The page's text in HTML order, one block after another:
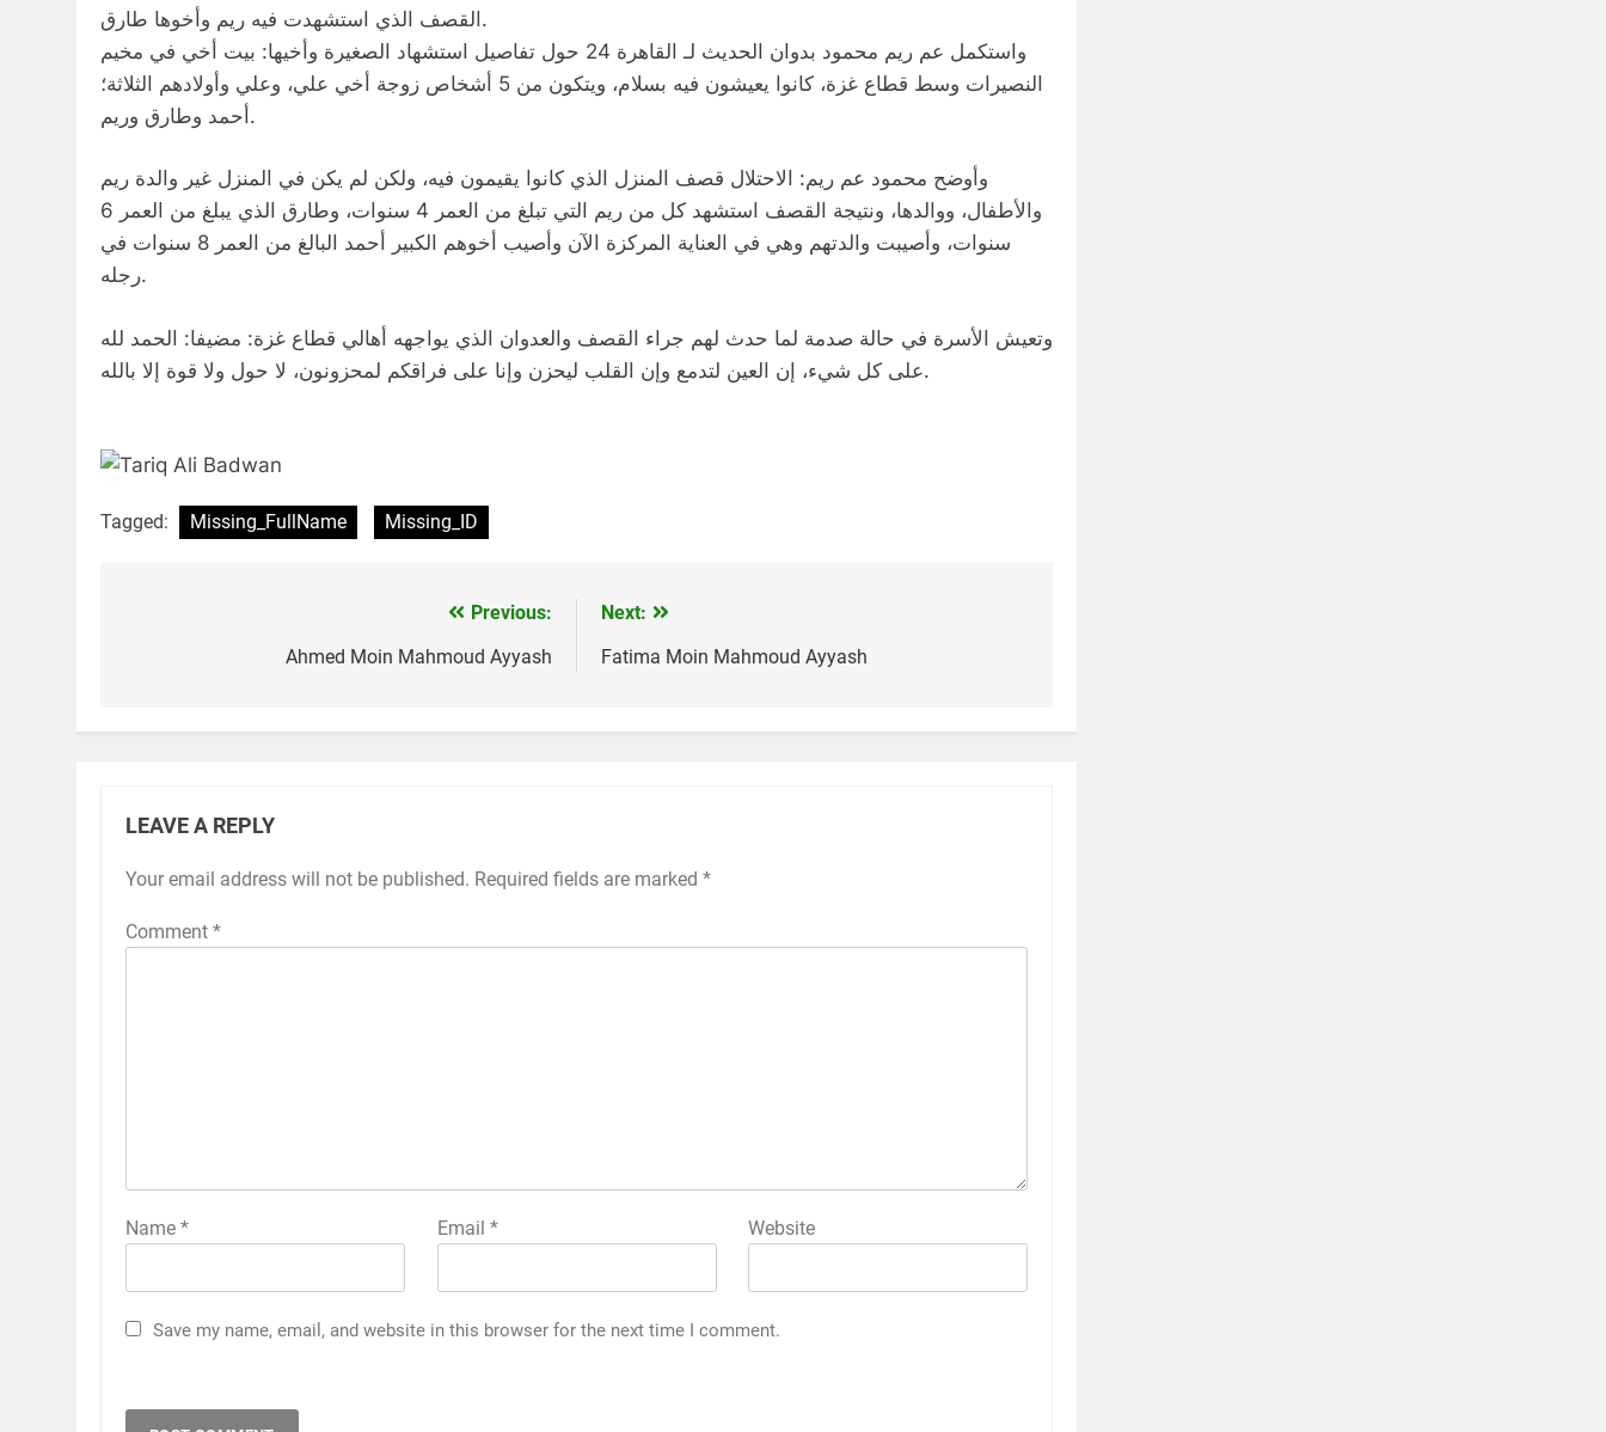
القصف الذي استشهدت فيه ريم وأخوها طارق.
واستكمل عم ريم محمود بدوان الحديث لـ القاهرة 24 حول تفاصيل استشهاد الصغيرة وأخيها: بيت أخي في مخيم
النصيرات وسط قطاع غزة، كانوا يعيشون فيه بسلام، ويتكون من 5 أشخاص زوجة أخي علي، وعلي وأولادهم الثلاثة؛
أحمد وطارق وريم.
وأوضح محمود عم ريم: الاحتلال قصف المنزل الذي كانوا يقيمون فيه، ولكن لم يكن في المنزل غير والدة ريم
والأطفال، ووالدها، ونتيجة القصف استشهد كل من ريم التي تبلغ من العمر 4 سنوات، وطارق الذي يبلغ من العمر 6
سنوات، وأصيبت والدتهم وهي في العناية المركزة الآن وأصيب أخوهم الكبير أحمد البالغ من العمر 8 سنوات في
رجله.
وتعيش الأسرة في حالة صدمة لما حدث لهم جراء القصف والعدوان الذي يواجهه أهالي قطاع غزة: مضيفا: الحمد لله
على كل شيء، إن العين لتدمع وإن القلب ليحزن وإنا على فراقكم لمحزونون، لا حول ولا قوة إلا بالله.
Tagged: Missing_FullName Missing_ID
Previous:
Ahmed Moin Mahmoud Ayyash
Next:
Fatima Moin Mahmoud Ayyash
LEAVE A REPLY
Your email address will not be published. Required fields are marked *
Comment *
Name * Email * Website
Save my name, email, and website in this browser for the next time I comment.